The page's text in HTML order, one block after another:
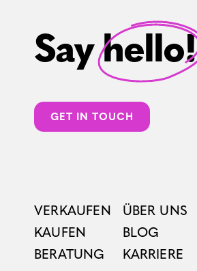
Say hello!
GET IN TOUCH
VERKAUFEN
KAUFEN
BERATUNG
ÜBER UNS
BLOG
KARRIERE